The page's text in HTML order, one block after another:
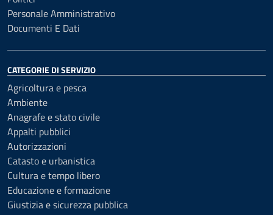
Personale Amministrativo
Documenti E Dati
CATEGORIE DI SERVIZIO
Agricoltura e pesca
Ambiente
Anagrafe e stato civile
Appalti pubblici
Autorizzazioni
Catasto e urbanistica
Cultura e tempo libero
Educazione e formazione
Giustizia e sicurezza pubblica